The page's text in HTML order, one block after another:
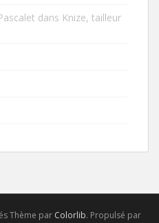
dans Knize, tailleur
Thème par Colorlib. Propulsé par